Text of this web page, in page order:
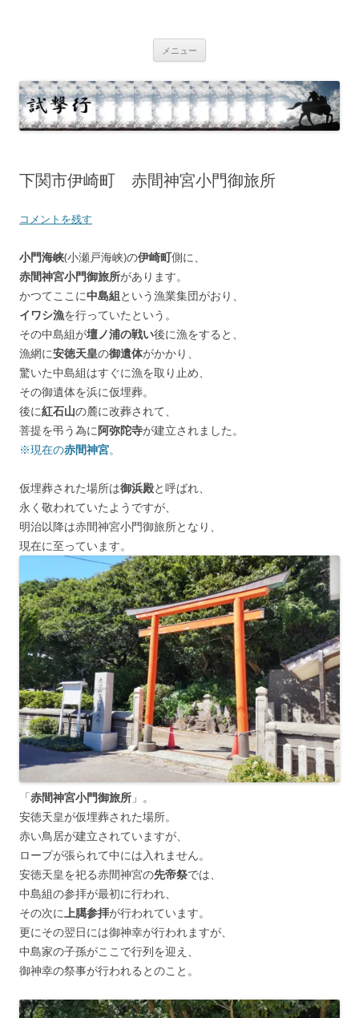
キ
ッ
プ
メニュー
下関市伊崎町 赤間神宮小門御旅所
コメントを残す
小門海峡(小瀬戸海峡)の伊崎町側に、
赤間神宮小門御旅所があります。
かつてここに中島組という漁業集団がおり、
イワシ漁を行っていたという。
その中島組が壇ノ浦の戦い後に漁をすると、
漁網に安徳天皇の御遺体がかかり、
驚いた中島組はすぐに漁を取り止め、
その御遺体を浜に仮埋葬。
後に紅石山の麓に改葬されて、
菩提を弔う為に阿弥陀寺が建立されました。
※現在の赤間神宮。
仮埋葬された場所は御浜殿と呼ばれ、
永く敬われていたようですが、
明治以降は赤間神宮小門御旅所となり、
現在に至っています。
「赤間神宮小門御旅所 」。
安徳天皇が仮埋葬された場所。
赤い鳥居が建立されていますが、
ロープが張られて中には入れません。
安徳天皇を祀る赤間神宮の先帝祭では、
中島組の参拝が最初に行われ、
その次に上臈参拝が行われています。
更にその翌日には御神幸が行われますが、
中島家の子孫がここで行列を迎え、
御神幸の祭事が行われるとのこと。